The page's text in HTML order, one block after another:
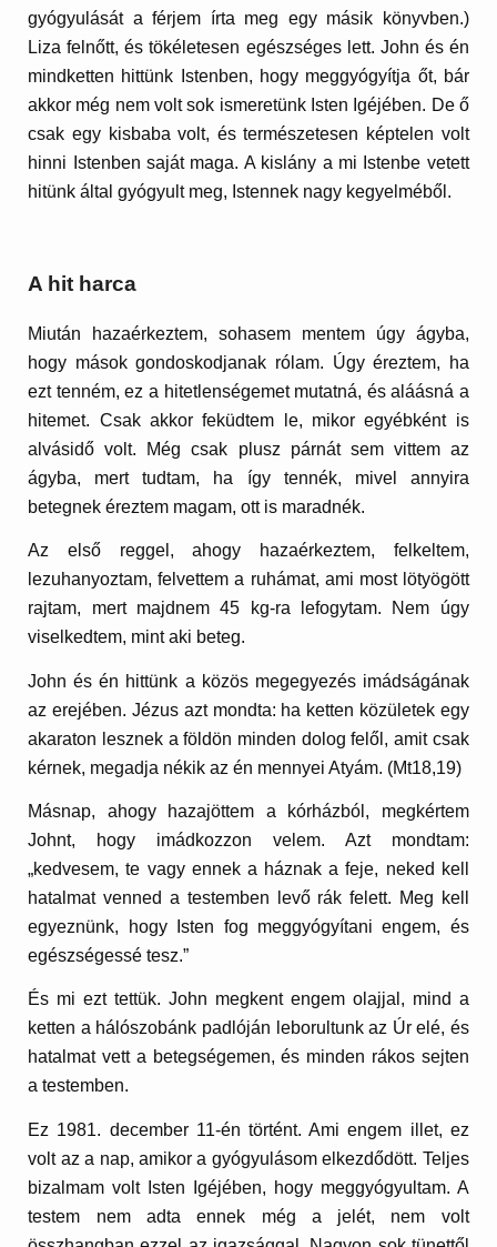
gyógyulását a férjem írta meg egy másik könyvben.)
Liza felnőtt, és tökéletesen egészséges lett. John és én
mindketten hittünk Istenben, hogy meggyógyítja őt, bár
akkor még nem volt sok ismeretünk Isten Igéjében. De ő
csak egy kisbaba volt, és természetesen képtelen volt
hinni Istenben saját maga. A kislány a mi Istenbe vetett
hitünk által gyógyult meg, Istennek nagy kegyelméből.
A hit harca
Miután hazaérkeztem, sohasem mentem úgy ágyba,
hogy mások gondoskodjanak rólam. Úgy éreztem, ha
ezt tenném, ez a hitetlenségemet mutatná, és aláásná a
hitemet. Csak akkor feküdtem le, mikor egyébként is
alvásidő volt. Még csak plusz párnát sem vittem az
ágyba, mert tudtam, ha így tennék, mivel annyira
betegnek éreztem magam, ott is maradnék.
Az első reggel, ahogy hazaérkeztem, felkeltem,
lezuhanyoztam, felvettem a ruhámat, ami most lötyögött
rajtam, mert majdnem 45 kg-ra lefogytam. Nem úgy
viselkedtem, mint aki beteg.
John és én hittünk a közös megegyezés imádságának
az erejében. Jézus azt mondta: ha ketten közületek egy
akaraton lesznek a földön minden dolog felől, amit csak
kérnek, megadja nékik az én mennyei Atyám. (Mt18,19)
Másnap, ahogy hazajöttem a kórházból, megkértem
Johnt, hogy imádkozzon velem. Azt mondtam:
„kedvesem, te vagy ennek a háznak a feje, neked kell
hatalmat venned a testemben levő rák felett. Meg kell
egyeznünk, hogy Isten fog meggyógyítani engem, és
egészségessé tesz.”
És mi ezt tettük. John megkent engem olajjal, mind a
ketten a hálószobánk padlóján leborultunk az Úr elé, és
hatalmat vett a betegségemen, és minden rákos sejten
a testemben.
Ez 1981. december 11-én történt. Ami engem illet, ez
volt az a nap, amikor a gyógyulásom elkezdődött. Teljes
bizalmam volt Isten Igéjében, hogy meggyógyultam. A
testem nem adta ennek még a jelét, nem volt